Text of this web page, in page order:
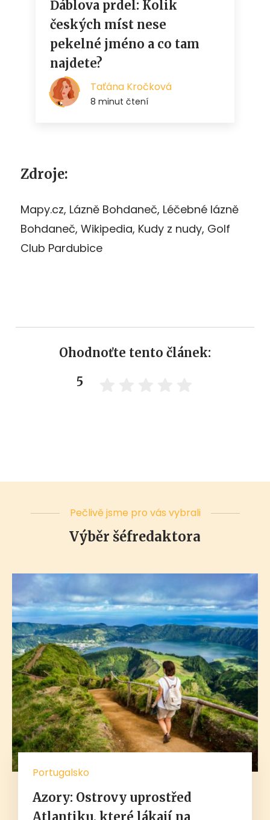
Zdroje:
Mapy.cz, Lázně Bohdaneč, Léčebné lázně
Bohdaneč, Wikipedia, Kudy z nudy, Golf
Club Pardubice
Ohodnoťte tento článek:
5
Pečlivě jsme pro vás vybrali
Výběr šéfredaktora
Portugalsko
Azory: Ostrovy uprostřed
Atlantiku, které lákají na